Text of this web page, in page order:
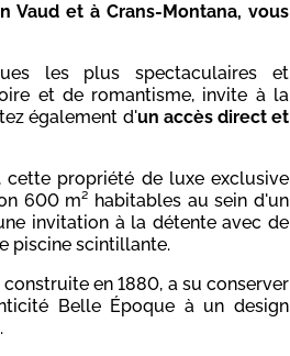
Vaud et à Crans-Montana, vous
les plus spectaculaires et
et de romantisme, invite à la
également d'un accès direct et
propriété de luxe exclusive
600 m² habitables au sein d'un
invitation à la détente avec de
piscine scintillante.
en 1880, a su conserver
Belle Époque à un design